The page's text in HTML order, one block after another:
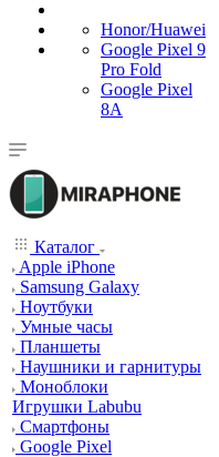
Honor/Huawei
Google Pixel 9
Pro Fold
Google Pixel
8A
Каталог
Apple iPhone
Samsung Galaxy
Ноутбуки
Умные часы
Планшеты
Наушники и гарнитуры
Моноблоки
Игрушки Labubu
Смартфоны
Google Pixel